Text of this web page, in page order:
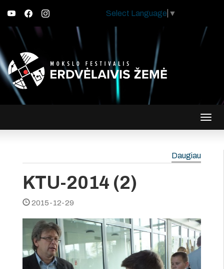
Select Language ▼
Daugiau
KTU-2014 (2)
2015-12-29